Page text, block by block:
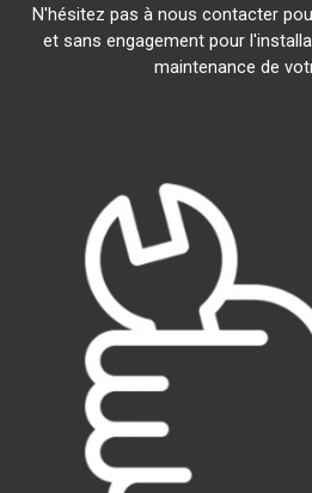
N'hésitez pas à nous contacter
et sans engagement pour
maintenance de